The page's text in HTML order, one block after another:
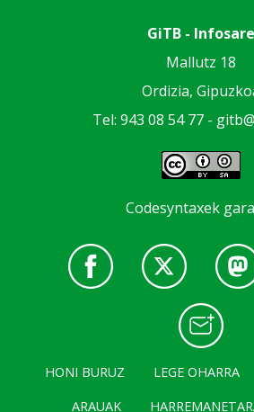
GiTB - Infosare
Mallutz 18
Ordizia,
Tel: 943 08 54 77 -
Codesyntaxek
HONI BURUZ LEGE OHARRA
ARAUAK